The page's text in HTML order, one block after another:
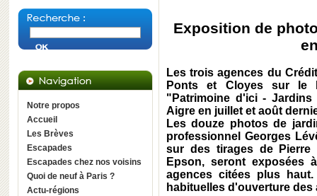
Notre propos
Accueil
Les Brèves
Escapades
Escapades chez nos voisins
Quoi de neuf à Paris ?
Actu-régions
Exposition de
Les trois agences du
Ponts et Cloyes sur le
"Patrimoine d'ici -
Aigre en juillet et août
Les douze photos de
professionnel Georges
sur des tirages de Pierre
Epson, seront exposées
agences citées plus
habituelles d'ouverture